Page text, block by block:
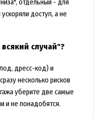
отдельный - для
доступ, а не
случай"?
дресс-код) и
несколько рисков
уберите две самые
и не понадобятся.